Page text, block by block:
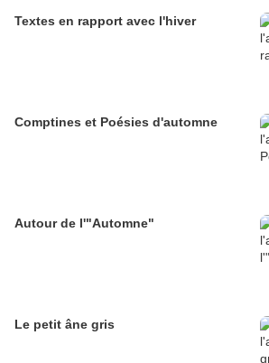
Textes en rapport avec l'hiver
Comptines et Poésies d'automne
Autour de l'"Automne"
Le petit âne gris